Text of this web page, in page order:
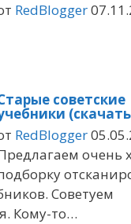
RedBlogger
советские
RedBlogger
очень
Советуем
Кому-то…